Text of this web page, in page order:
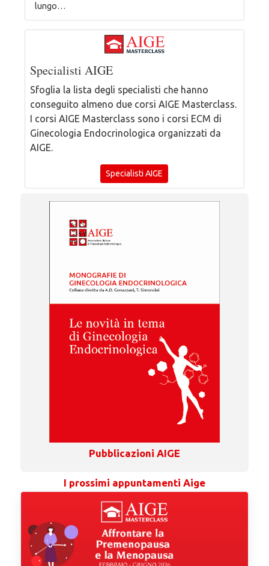
lungo…
Specialisti AIGE
Sfoglia la lista degli specialisti che hanno
conseguito almeno due corsi AIGE Masterclass.
I corsi AIGE Masterclass sono i corsi ECM di
Ginecologia Endocrinologica organizzati da
AIGE.
Specialisti AIGE
Pubblicazioni AIGE
I prossimi appuntamenti Aige